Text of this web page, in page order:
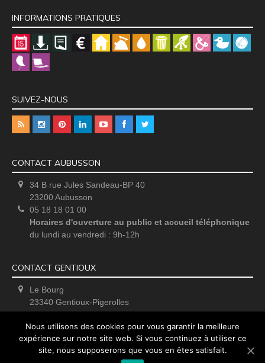
INFORMATIONS PRATIQUES
SUIVEZ-NOUS
CONTACT AUBUSSON
34 B rue Jules Sandeau-BP 40
23200 Aubusson
05 18 18 01 00
Horaires d'ouverture au public et accueil téléphonique
du lundi au vendredi : 9h-12h
CONTACT GENTIOUX
Le Bourg
23340 Gentioux-Pigerolles
Nous utilisons des cookies pour vous garantir la meilleure
expérience sur notre site web. Si vous continuez à utiliser ce
site, nous supposerons que vous en êtes satisfait.